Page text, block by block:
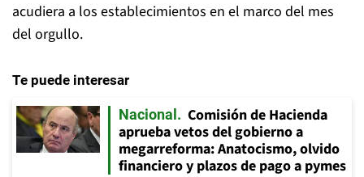
acudiera a los establecimientos en el marco del mes
del orgullo.
Te puede interesar
Nacional
Comisión de Hacienda
aprueba vetos del gobierno a
megarreforma: Anatocismo, olvido
financiero y plazos de pago a pymes